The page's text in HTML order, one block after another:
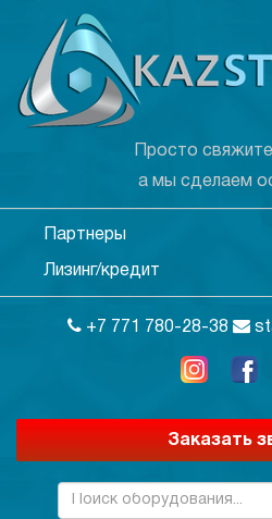
Просто
а мы сделаем
Партнеры
Лизинг/кредит
+7 771 780-28-38
Заказать